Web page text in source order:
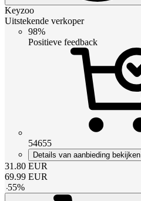
Keyzoo
Uitstekende verkoper
98%
Positieve feedback
54655
Details van aanbieding bekijken
31.80 EUR
69.99 EUR
-55%